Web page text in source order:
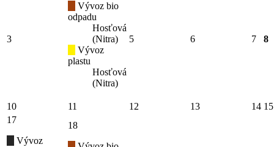
3
Vývoz bio
odpadu
Hosťová
(Nitra)
Vývoz
plastu
Hosťová
(Nitra)
5 6 7 8
10 11 12 13 14 15
17
Vývoz
18